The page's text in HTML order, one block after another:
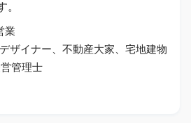
。
業
ザイナー、不動産大家、宅地建物
管理士